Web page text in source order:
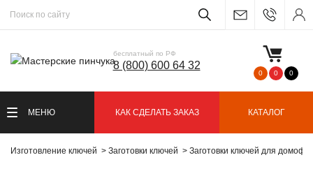
бесплатный по РФ
8 (800) 600 64 32
0 0 0
МЕНЮ КАК СДЕЛАТЬ ЗАКАЗ КАТАЛОГ
Изготовление ключей Заготовки ключей Заготовки ключей для